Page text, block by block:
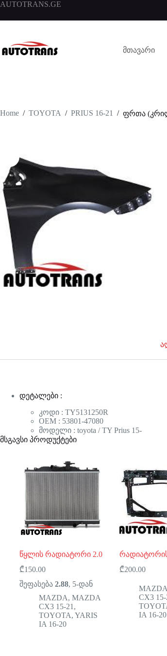
AUTOTRANS.GE
მთავარი
Home / TOYOTA / PRIUS 16-21 / ფრთა
დეტალები :
კოდი : TY5131250R
OEM : 53801-47080
მოდელი : toyota / TY Prius 15-
მსგავსი პროდუქტები
წყლის რადიატორი 2.0
₾150.00
შეფასება 2.88, 5-დან
MAZDA, MAZDA
CX3 15-21 ,
TOYOTA, YARIS
IA 16-20
₾200.00
MAZDA
CX3 15-
IA 16-20